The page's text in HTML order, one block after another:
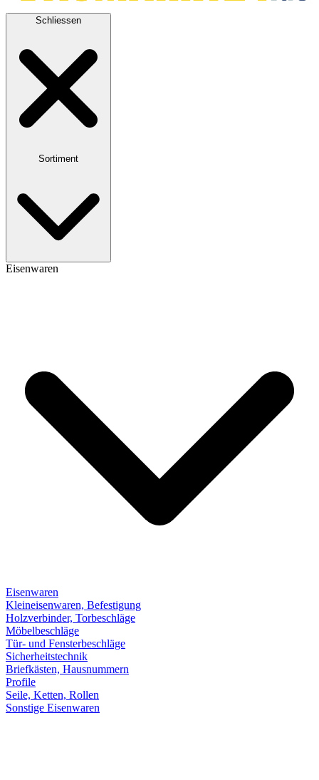
Schliessen
Sortiment
Eisenwaren
Eisenwaren
Kleineisenwaren, Befestigung
Holzverbinder, Torbeschläge
Möbelbeschläge
Tür- und Fensterbeschläge
Sicherheitstechnik
Briefkästen, Hausnummern
Profile
Seile, Ketten, Rollen
Sonstige Eisenwaren